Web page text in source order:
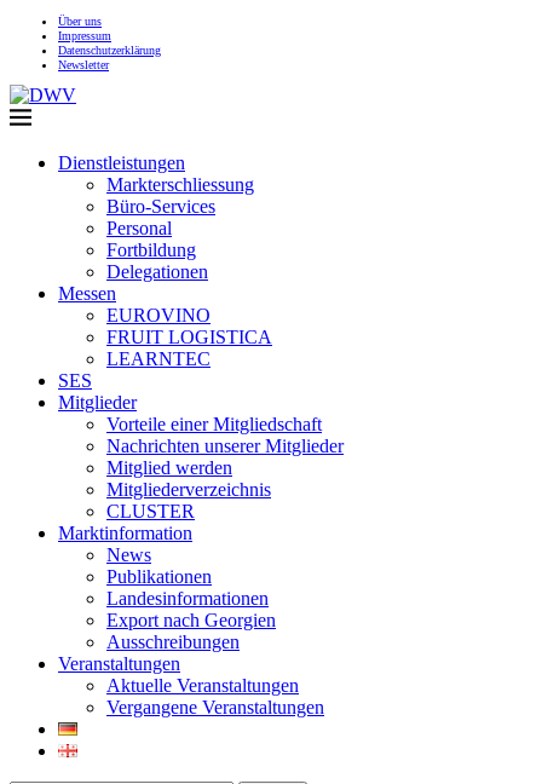
Über uns
Impressum
Datenschutzerklärung
Newsletter
Dienstleistungen
Markterschliessung
Büro-Services
Personal
Fortbildung
Delegationen
Messen
EUROVINO
FRUIT LOGISTICA
LEARNTEC
SES
Mitglieder
Vorteile einer Mitgliedschaft
Nachrichten unserer Mitglieder
Mitglied werden
Mitgliederverzeichnis
CLUSTER
Marktinformation
News
Publikationen
Landesinformationen
Export nach Georgien
Ausschreibungen
Veranstaltungen
Aktuelle Veranstaltungen
Vergangene Veranstaltungen